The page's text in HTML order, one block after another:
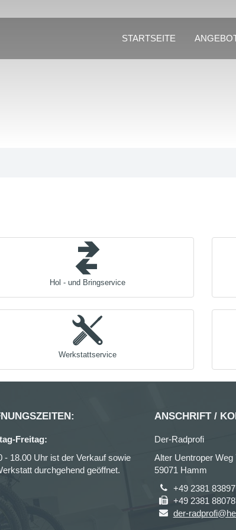
STARTSEITE
Hol - und Bringservice
Werkstattservice
Freitag:
- 18.00 Uhr ist der Verkauf sowie
durchgehend geöffnet.
ANSCHRIFT /
Der-Radprofi
Alter Uentroper Weg
59071 Hamm
+49 2381 83897
+49 2381
der-